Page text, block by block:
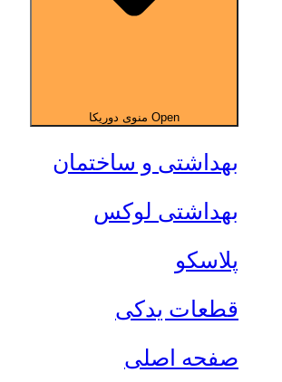
Open منوی دوریکا
بهداشتی و ساختمان
بهداشتی لوکس
پلاسکو
قطعات یدکی
صفحه اصلی